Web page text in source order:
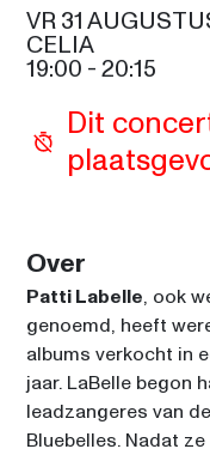
JASON
SAM COOKE
DAMIAN “JR.
MARLEY
CELIA
STING &
SAM COOKE
DADDY
SIR DUKE
VR 31
CELIA
19:00 - 20:15
Dit
Over
Patti Labelle, ook
genoemd, heeft
albums verkocht in
jaar. LaBelle begon
leadzangeres van
Bluebelles. Nadat